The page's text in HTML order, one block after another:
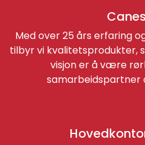
Med over 25 års erfaring
tilbyr vi kvalitetsprodukter,
visjon er å være
samarbeidspartner